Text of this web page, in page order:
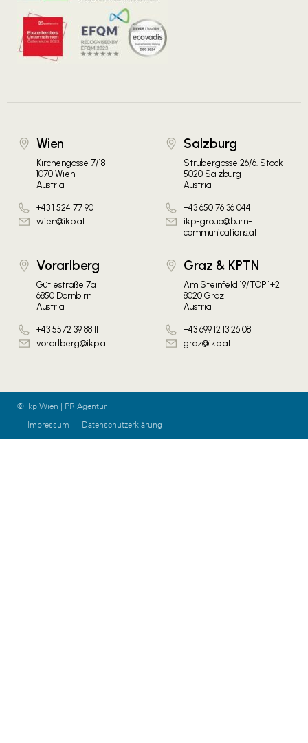
Wien
Kirchengasse 7/18
1070 Wien
Austria
+43 1 524 77 90
wien@ikp.at
Salzburg
Strubergasse 26/6. Stock
5020 Salzburg
Austria
+43 650 76 36 044
ikp-group@burn-
communications.at
Vorarlberg
Gütlestraße 7a
6850 Dornbirn
Austria
+43 5572 39 88 11
vorarlberg@ikp.at
Graz & KPTN
Am Steinfeld 19/TOP 1+2
8020 Graz
Austria
+43 699 12 13 26 08
graz@ikp.at
© ikp Wien | PR Agentur
Impressum
Datenschutzerklärung